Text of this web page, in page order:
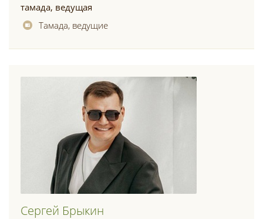
тамада, ведущая
Тамада, ведущие
Сергей Брыкин